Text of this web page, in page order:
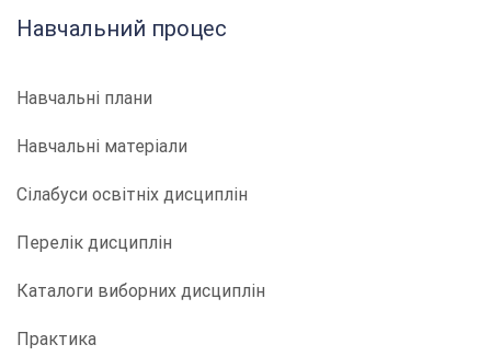
Навчальний процес
Навчальні плани
Навчальні матеріали
Сілабуси освітніх дисциплін
Перелік дисциплін
Каталоги виборних дисциплін
Практика